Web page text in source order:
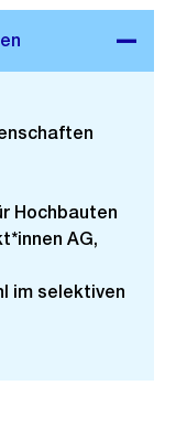
Hochbauten
AG,
im selektiven